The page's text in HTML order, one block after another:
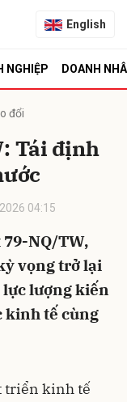
English
NGHIỆP DOANH
đổi
Tái định
04:15
NQ/TW,
vọng trở lại
lượng kiến
kinh tế cùng
triển kinh tế
Hủy